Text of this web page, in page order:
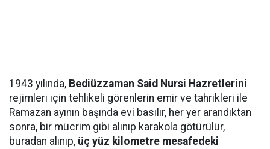
1943 yılında, Bediüzzaman Said Nursi Hazretlerini
rejimleri için tehlikeli görenlerin emir ve tahrikleri ile
Ramazan ayının başında evi basılır, her yer arandıktan
sonra, bir mücrim gibi alınıp karakola götürülür,
buradan alınıp, üç yüz kilometre mesafedeki